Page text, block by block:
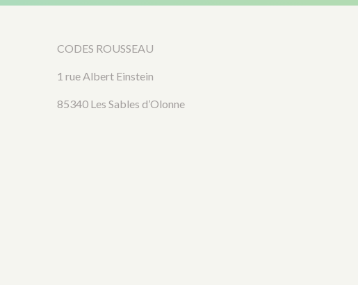
CODES ROUSSEAU
1 rue Albert Einstein
85340 Les Sables d’Olonne